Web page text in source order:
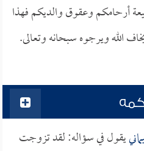
أرحامكم وعقوق والديكم فهذا
الله ويرجوه سبحانه وتعالى.
يقول في سؤاله: لقد تزوجت